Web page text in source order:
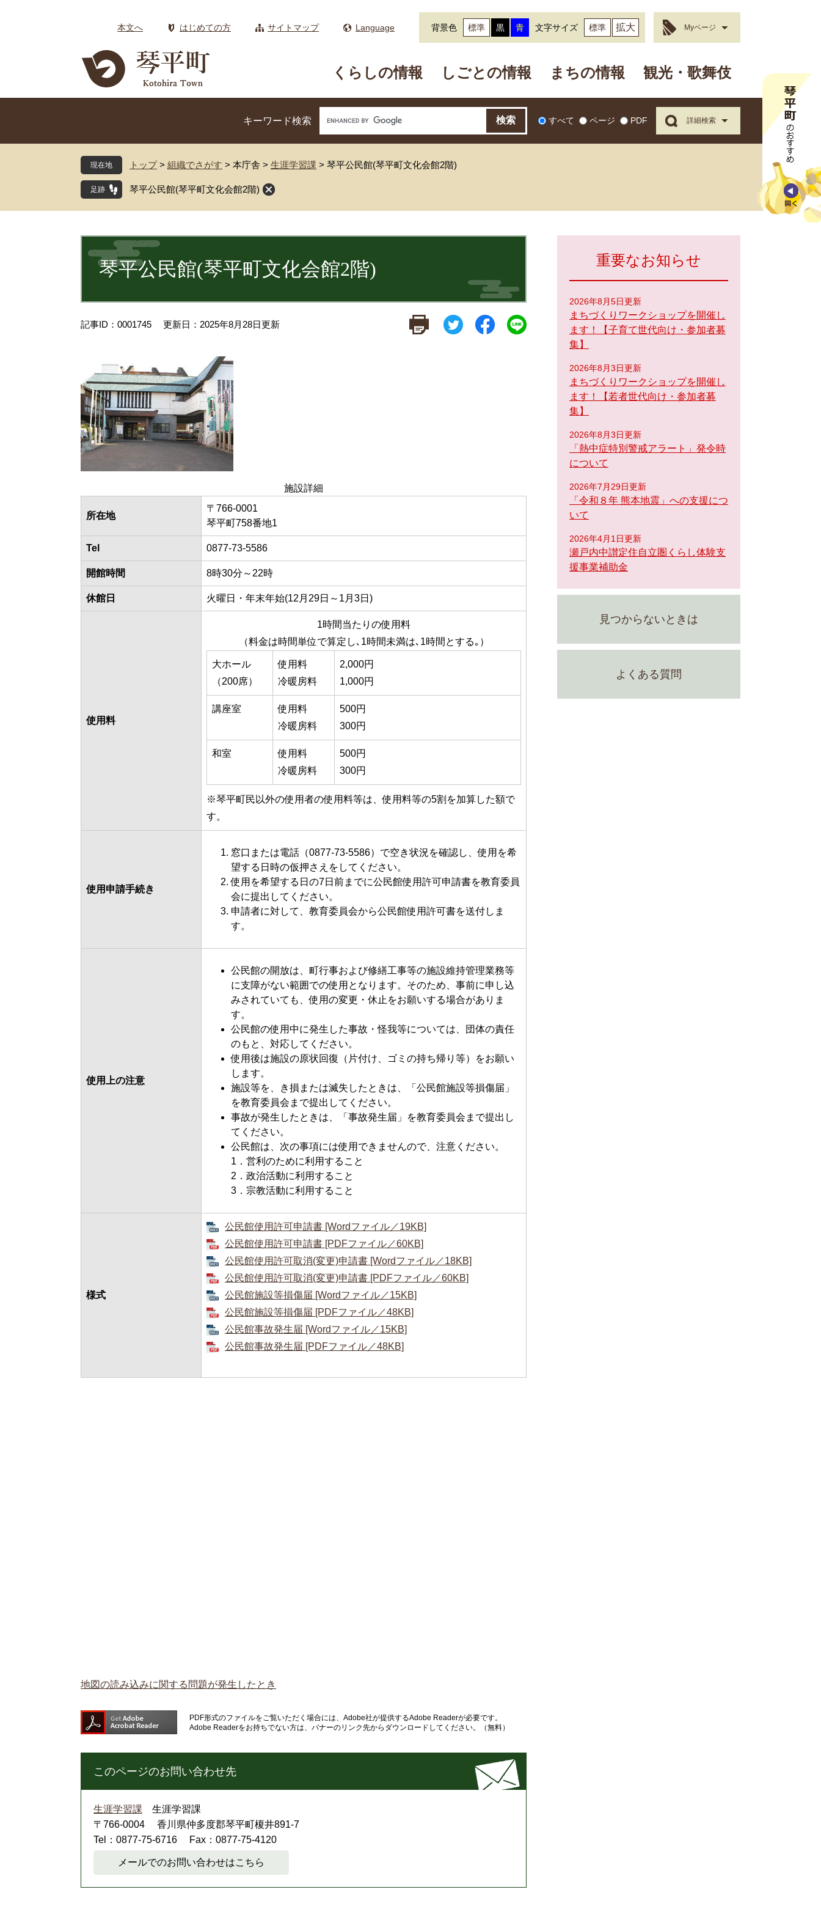
本文へ はじめての方 サイトマップ Language 背景色 標準 黒 青 文字サイズ 標準 拡大 Myページ
くらしの情報 しごとの情報 まちの情報 観光・歌舞伎
キーワード検索 すべて ページ PDF 詳細検索
現在地 トップ > 組織でさがす > 本庁舎 > 生涯学習課 > 琴平公民館(琴平町文化会館2階)
琴平公民館(琴平町文化会館2階)
文
琴平公民館(琴平町文化会館2階)
記事ID：0001745 更新日：2025年8月28日更新
施設詳細
所在地
〒766-0001
琴平町758番地1
Tel 0877-73-5586
開館時間 8時30分～22時
休館日 火曜日・年末年始(12月29日～1月3日)
使用料
1時間当たりの使用料
（料金は時間単位で算定し､1時間未満は､1時間とする｡）
大ホール
（200席）
使用料
冷暖房料
2,000円
1,000円
講座室
使用料
冷暖房料
500円
300円
和室
使用料
冷暖房料
500円
300円
※琴平町民以外の使用者の使用料等は、使用料等の5割を加算した額で
す。
使用申請手続き
窓口または電話（0877-73-5586）で空き状況を確認し、使用を希
望する日時の仮押さえをしてください。
使用を希望する日の7日前までに公民館使用許可申請書を教育委員
会に提出してください。
申請者に対して、教育委員会から公民館使用許可書を送付しま
す。
使用上の注意
公民館の開放は、町行事および修繕工事等の施設維持管理業務等
に支障がない範囲での使用となります。そのため、事前に申し込
みされていても、使用の変更・休止をお願いする場合がありま
す。
公民館の使用中に発生した事故・怪我等については、団体の責任
のもと、対応してください。
使用後は施設の原状回復（片付け、ゴミの持ち帰り等）をお願い
します。
施設等を、き損または滅失したときは、「公民館施設等損傷届」
を教育委員会まで提出してください。
事故が発生したときは、「事故発生届」を教育委員会まで提出し
てください。
公民館は、次の事項には使用できませんので、注意ください。
1．営利のために利用すること
2．政治活動に利用すること
3．宗教活動に利用すること
様式
公民館使用許可申請書 [Wordファイル／19KB]
公民館使用許可申請書 [PDFファイル／60KB]
公民館使用許可取消(変更)申請書 [Wordファイル／18KB]
公民館使用許可取消(変更)申請書 [PDFファイル／60KB]
公民館施設等損傷届 [Wordファイル／15KB]
公民館施設等損傷届 [PDFファイル／48KB]
公民館事故発生届 [Wordファイル／15KB]
公民館事故発生届 [PDFファイル／48KB]
地図の読み込みに関する問題が発生したとき
PDF形式のファイルをご覧いただく場合には、Adobe社が提供するAdobe Readerが必要です。
Adobe Readerをお持ちでない方は、バナーのリンク先からダウンロードしてください。（無料）
このページのお問い合わせ先
生涯学習課
生涯学習課
〒766-0004
香川県仲多度郡琴平町榎井891-7
Tel：0877-75-6716
Fax：0877-75-4120
メールでのお問い合わせはこちら
重要なお知らせ
2026年8月5日更新
まちづくりワークショップを開催し
ます！【子育て世代向け・参加者募
集】
2026年8月3日更新
まちづくりワークショップを開催し
ます！【若者世代向け・参加者募
集】
2026年8月3日更新
「熱中症特別警戒アラート」発令時
について
2026年7月29日更新
「令和８年 熊本地震」への支援につ
いて
2026年4月1日更新
瀬戸内中讃定住自立圏くらし体験支
援事業補助金
見つからないときは
よくある質問